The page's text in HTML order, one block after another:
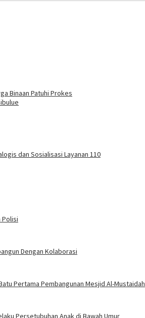
Binaan Patuhi Prokes
dan Sosialisasi Layanan 110
Polisi
Dengan Kolaborasi
Pertama Pembangunan Mesjid Al-Mustaidah
Persetubuhan Anak di Bawah Umur